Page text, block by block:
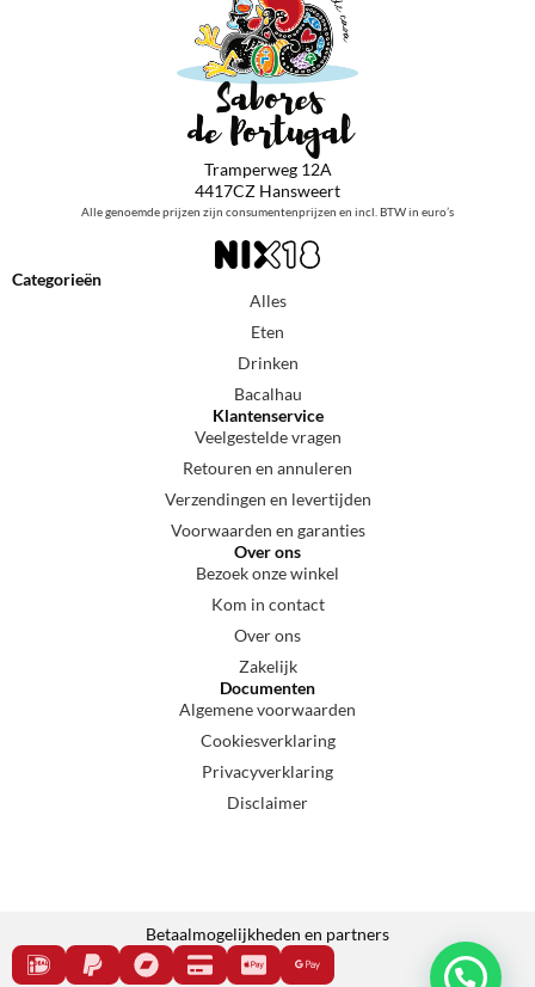
Tramperweg 12A
4417CZ Hansweert
Alle genoemde prijzen zijn consumentenprijzen en incl. BTW in euro’s
Categorieën
Alles
Eten
Drinken
Bacalhau
Klantenservice
Veelgestelde vragen
Retouren en annuleren
Verzendingen en levertijden
Voorwaarden en garanties
Over ons
Bezoek onze winkel
Kom in contact
Over ons
Zakelijk
Documenten
Algemene voorwaarden
Cookiesverklaring
Privacyverklaring
Disclaimer
Betaalmogelijkheden en partners